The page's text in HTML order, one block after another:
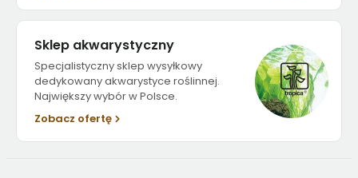
Sklep akwarystyczny
Specjalistyczny sklep wysyłkowy
dedykowany akwarystyce roślinnej.
Największy wybór w Polsce.
Zobacz ofertę